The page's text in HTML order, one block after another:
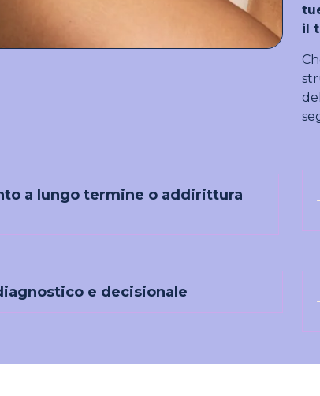
il
a lungo termine o addirittura
e decisionale